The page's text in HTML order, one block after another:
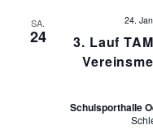
SA.
24
3. Lauf
24.
Schulsporthalle